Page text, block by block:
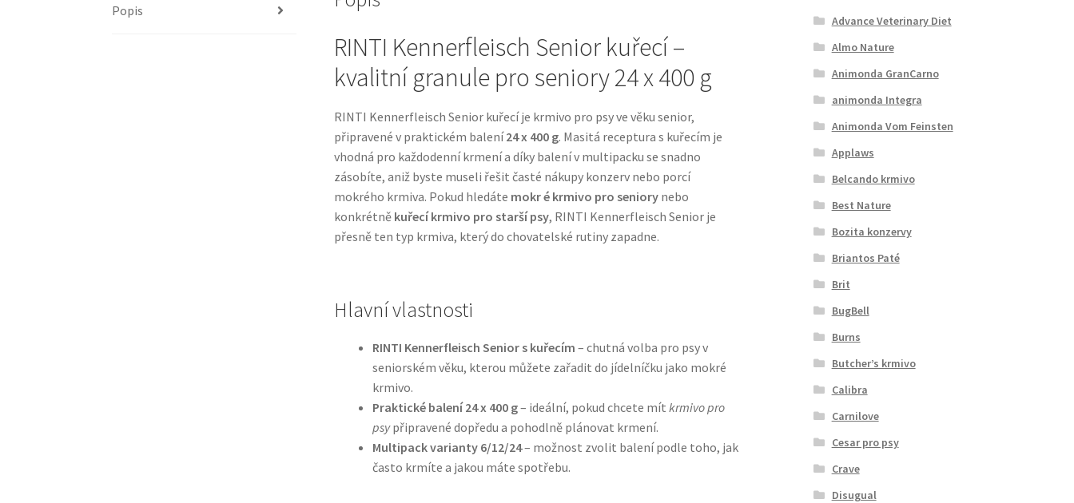
Popis
RINTI Kennerfleisch Senior kuřecí –
kvalitní granule pro seniory 24 x 400 g
RINTI Kennerfleisch Senior kuřecí je krmivo pro psy ve věku senior,
připravené v praktickém balení24 x 400 g. Masitá receptura s kuřecím je
vhodná pro každodenní krmení a díky balení v multipacku se snadno
zásobíte, aniž byste museli řešit časté nákupy konzerv nebo porcí
mokrého krmiva. Pokud hledáte mokr é krmivo pro seniorynebo
konkrétně kuřecí krmivo pro starší psy, RINTI Kennerfleisch Senior je
přesně ten typ krmiva, který do chovatelské rutiny zapadne.
Hlavní vlastnosti
RINTI Kennerfleisch Senior s kuřecím – chutná volba pro psy v
seniorském věku, kterou můžete zařadit do jídelníčku jako mokré
krmivo.
Praktické balení 24 x 400 g– ideální, pokud chcete mít krmivo pro
psypřipravené dopředu a pohodlně plánovat krmení.
Multipack varianty 6/12/24– možnost zvolit balení podle toho, jak
často krmíte a jakou máte spotřebu.
Advance Veterinary Diet
Almo Nature
Animonda GranCarno
animonda Integra
Animonda Vom Feinsten
Applaws
Belcando krmivo
Best Nature
Bozita konzervy
Briantos Paté
Brit
BugBell
Burns
Butcher’s krmivo
Calibra
Carnilove
Cesar pro psy
Crave
Disugual